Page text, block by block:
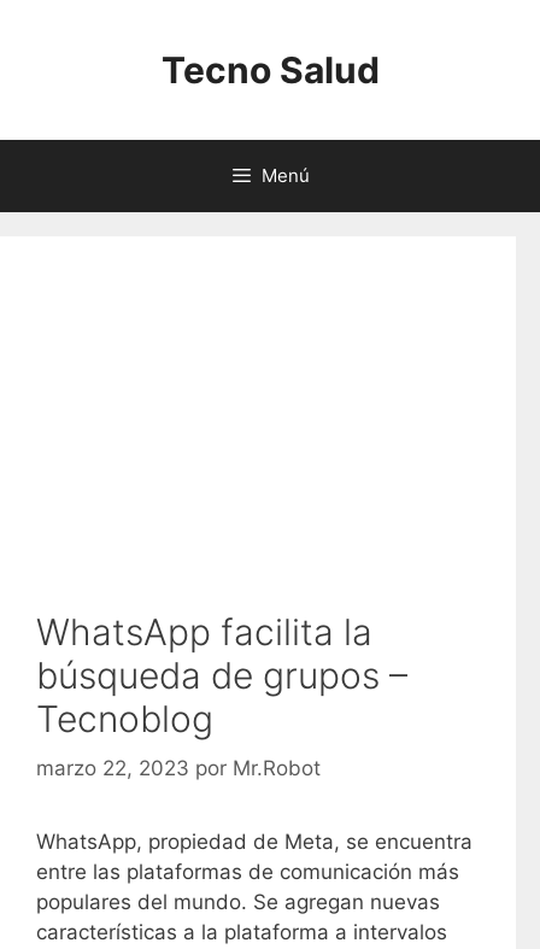
Tecno Salud
Menú
WhatsApp facilita la
búsqueda de grupos –
Tecnoblog
marzo 22, 2023 por Mr.Robot
WhatsApp, propiedad de Meta, se encuentra
entre las plataformas de comunicación más
populares del mundo. Se agregan nuevas
características a la plataforma a intervalos